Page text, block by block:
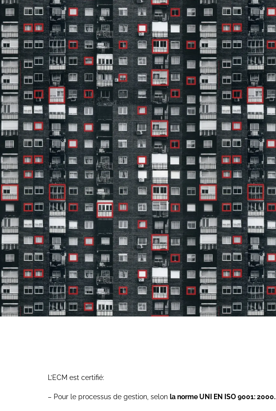
L’ECM est certifié:
– Pour le processus de gestion, selon la norme UNI EN ISO 9001: 2000.